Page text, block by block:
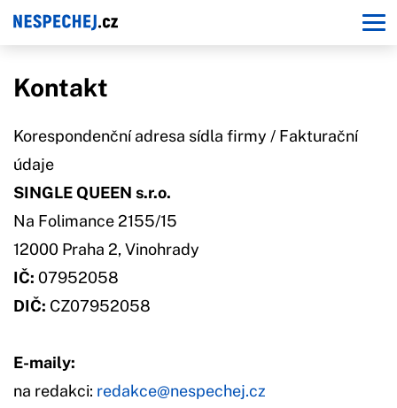
Kontakt
Korespondenční adresa sídla firmy / Fakturační
údaje
SINGLE QUEEN s.r.o.
Na Folimance 2155/15
12000 Praha 2, Vinohrady
IČ: 07952058
DIČ: CZ07952058
E-maily:
na redakci: redakce@nespechej.cz